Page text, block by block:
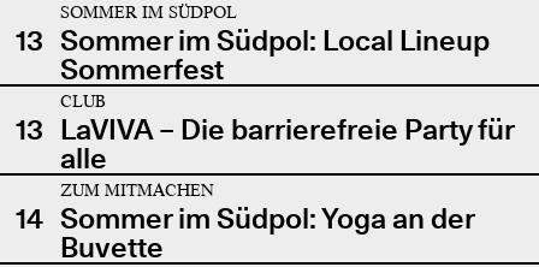
13
SOMMER IM SÜDPOL
Sommer im Südpol: Local Lineup
Sommerfest
13
CLUB
LaVIVA – Die barrierefreie Party für
alle
14
ZUM MITMACHEN
Sommer im Südpol: Yoga an der
Buvette